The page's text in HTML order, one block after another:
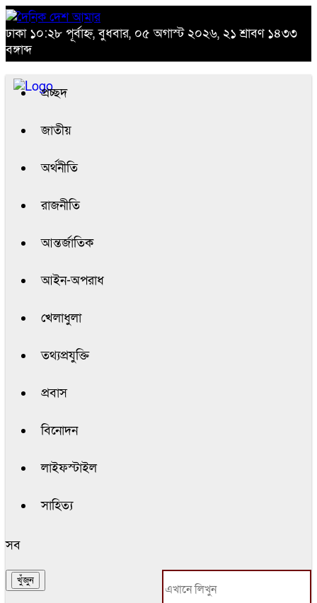
ঢাকা ১০:২৮ পূর্বাহ্ন, বুধবার, ০৫ অগাস্ট ২০২৬, ২১ শ্রাবণ ১৪৩৩
বঙ্গাব্দ
প্রচ্ছদ
জাতীয়
অর্থনীতি
রাজনীতি
আন্তর্জাতিক
আইন-অপরাধ
খেলাধুলা
তথ্যপ্রযুক্তি
প্রবাস
বিনোদন
লাইফস্টাইল
সাহিত্য
সব